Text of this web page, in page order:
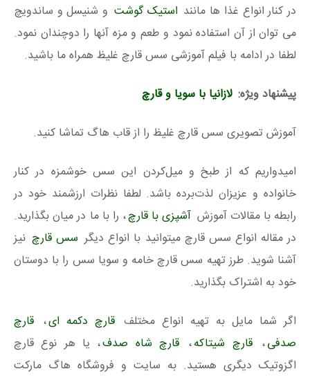
در کنار انواع غذا ها مانند استیک گوشت و شنیسل و ساندویچ
می توان از آن استفاده نمود و طعم و مزه آنها را دوچندان نمود.
لطفا در ادامه با فیلم آموزشی سس قارچ غلیظ همراه ما باشید.
پیشنهاد ویژه: لازانیا با سویا و قارچ
آموزش تصویری سس قارچ غلیظ را از قاب هاگ تماشا کنید.
امیدواریم که از طبخ و میل‌کردن این سس خوشمزه در کنار
خانواده و عزیزان لذت‌برده باشد. لطفا نظرات ارزشمند خود در
رابطه با مقالات آموزش آشپزی با قارچ، را با ما در میان بگذارید.
در مقاله انواع سس قارچ میتوانید با انواع دیگر سس قارچ نیز
آشنا شوید. طرز تهیه سس قارچ خامه و سویا سس را با دوستان
خود به اشتراک بگذارید.
اگر شما مایل به تهیه انواع مختلف قارچ دکمه ای، قارچ
صدفی، قارچ شیتاکه، قارچ شاه صدف، یا هر نوع قارچ
اگزوتیک دیگری هستید. به سایت و فروشگاه هاگ مارکت